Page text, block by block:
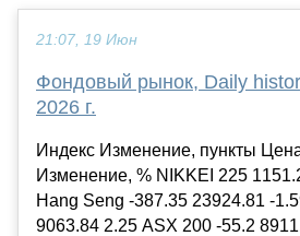
21:07, 19 Июн
Фондовый рынок, Daily
2026 г.
Индекс Изменение, пункты
Изменение, % NIKKEI 225
Hang Seng -387.35 23924.81 -
9063.84 2.25 ASX 200 -55.2